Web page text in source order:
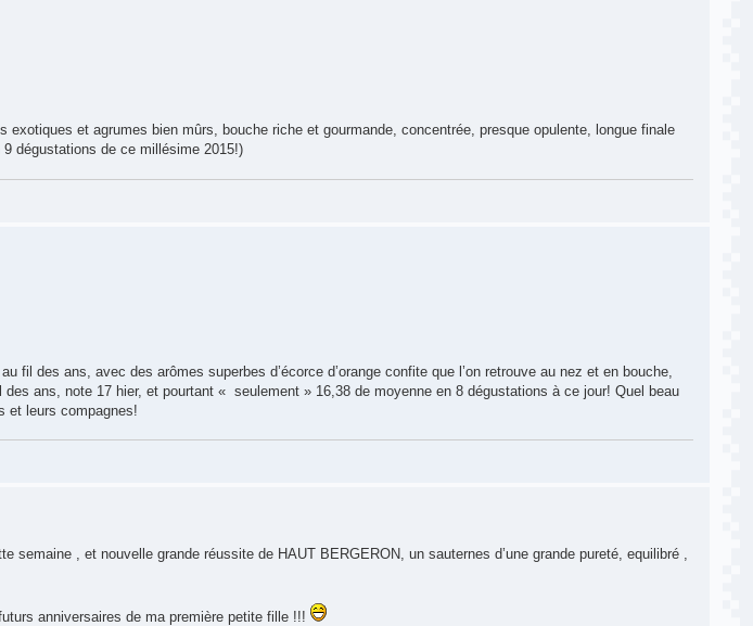
exotiques et agrumes bien mûrs, bouche riche et gourmande, concentrée, presque opulente, longue finale
dégustations de ce millésime 2015!)
fil des ans, avec des arômes superbes d’écorce d’orange confite que l’on retrouve au nez et en bouche,
ans, note 17 hier, et pourtant « seulement » 16,38 de moyenne en 8 dégustations à ce jour! Quel beau
et leurs compagnes!
semaine , et nouvelle grande réussite de HAUT BERGERON, un sauternes d’une grande pureté, equilibré ,
anniversaires de ma première petite fille !!!